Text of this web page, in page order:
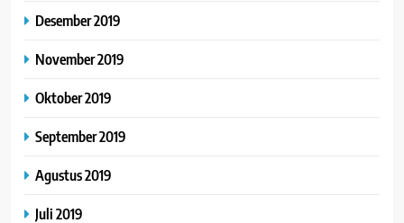
Desember 2019
November 2019
Oktober 2019
September 2019
Agustus 2019
Juli 2019